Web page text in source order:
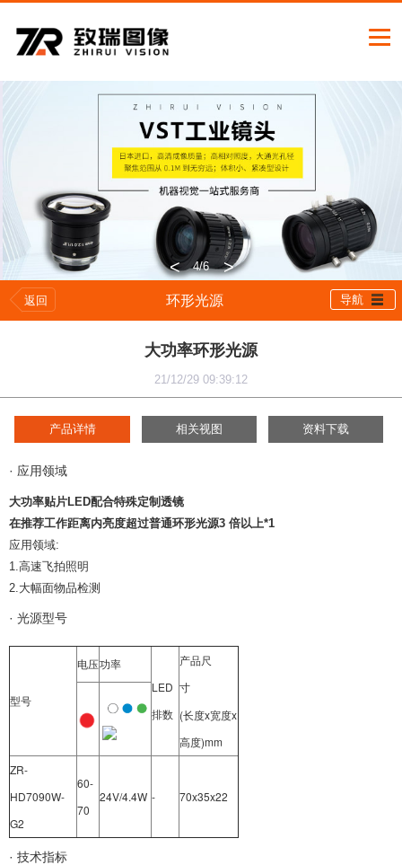
4/6
< >
返回 环形光源 导航
大功率环形光源
21/12/29 09:39:12
产品详情 相关视图 资料下载
· 应用领域
大功率贴片LED配合特殊定制透镜
在推荐工作距离内亮度超过普通环形光源3 倍以上*1
应用领域:
1.高速飞拍照明
2.大幅面物品检测
· 光源型号
型号
电压功率
LED
排数
产品尺
寸
(长度x宽度x
高度)mm
ZR-
HD7090W-
G2
60-
70
24V/4.4W - 70x35x22
· 技术指标